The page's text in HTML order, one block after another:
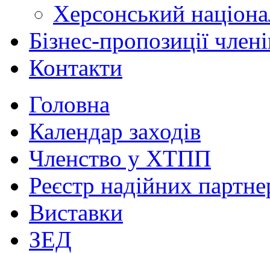
Херсонський
Бізнес-пропозиції
Контакти
Головна
Календар заходів
Членство у ХТПП
Реєстр надійних
Виставки
ЗЕД